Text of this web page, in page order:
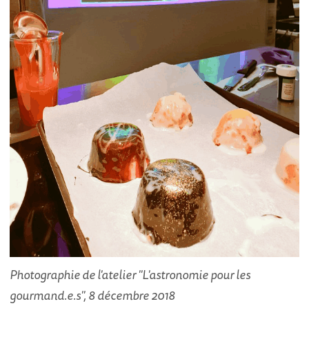
Photographie de l'atelier "L'astronomie pour les
gourmand.e.s", 8 décembre 2018